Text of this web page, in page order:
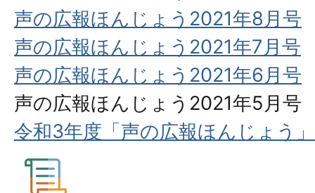
声の広報ほんじょう2021年8月号
声の広報ほんじょう2021年7月号
声の広報ほんじょう2021年6月号
声の広報ほんじょう2021年5月号
令和3年度「声の広報ほんじょう」